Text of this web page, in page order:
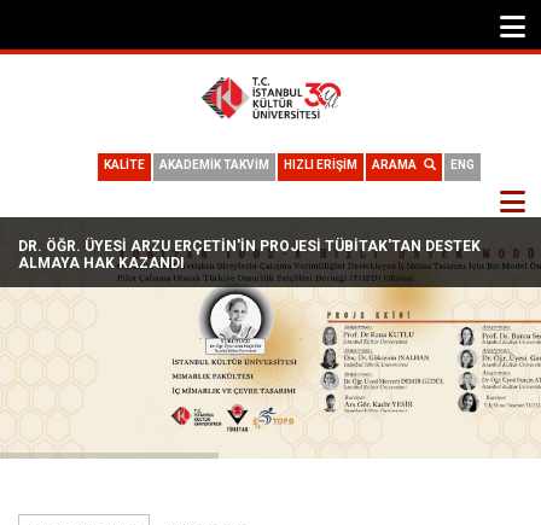
ENG
ARAMA
HIZLI ERİŞİM
AKADEMİK TAKVİM
KALİTE
DR. ÖĞR. ÜYESI ARZU ERÇETIN'IN PROJESI TÜBİTAK'TAN DESTEK
ALMAYA HAK KAZANDI